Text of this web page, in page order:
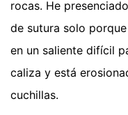
rocas. He
de sutura solo
en un saliente difícil
caliza y está
cuchillas.